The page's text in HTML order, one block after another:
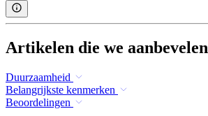
Artikelen die we aanbevelen
Duurzaamheid
Belangrijkste kenmerken
Beoordelingen